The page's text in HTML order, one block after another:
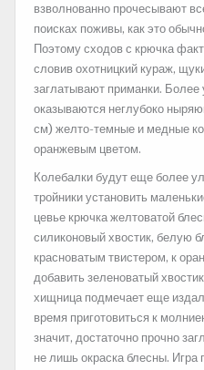
взволнованно прочесывают
поисках поживы, как это
Поэтому сходов с крючка
словив охотницкий кураж,
заглатывают приманки.
оказываются неглубоко
см) желто-темные и медные
оранжевым цветом.
Колебалки будут еще более
тройники установить
цевье крючка желтоватой
силиконовый хвостик, белую
красноватым твистером, к
добавить зеленоватый
хищница подмечает еще
время приготовиться к
значит, достаточно прочно
не лишь окраска блесны. Игра